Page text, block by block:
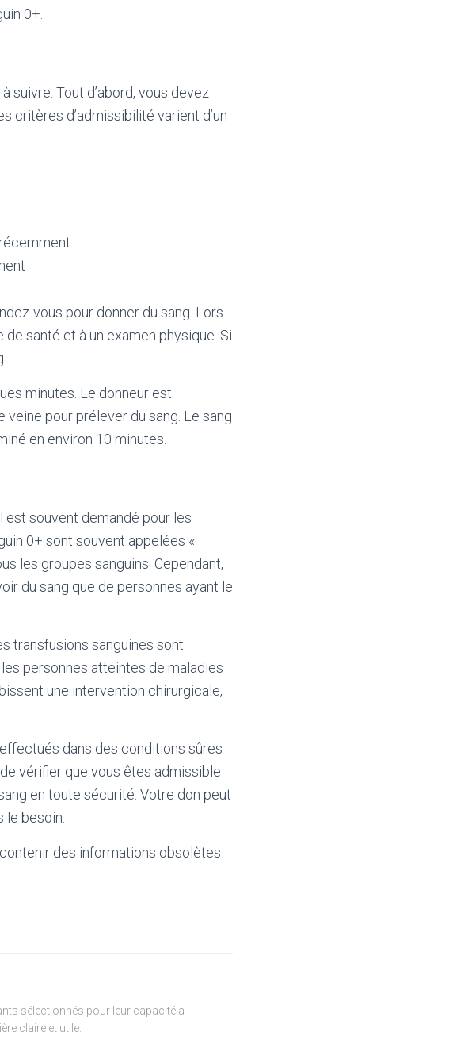
0+.
suivre. Tout d’abord, vous devez
critères d’admissibilité varient d’un
vous pour donner du sang. Lors
santé et à un examen physique. Si
minutes. Le donneur est
pour prélever du sang. Le sang
en environ 10 minutes.
est souvent demandé pour les
0+ sont souvent appelées «
les groupes sanguins. Cependant,
du sang que de personnes ayant le
transfusions sanguines sont
personnes atteintes de maladies
une intervention chirurgicale,
dans des conditions sûres
vérifier que vous êtes admissible
en toute sécurité. Votre don peut
le besoin.
des informations obsolètes
sélectionnés pour leur capacité à
claire et utile.